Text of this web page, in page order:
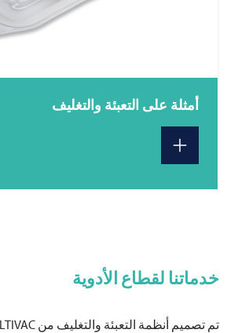
أمثلة على التعبئة والتغليف
خدماتنا لقطاع الأدوية
تم تصميم أنظمة التعبئة والتغليف من